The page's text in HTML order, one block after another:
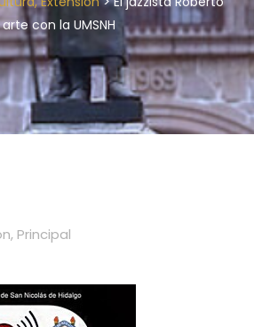
con la UMSNH
, Principal